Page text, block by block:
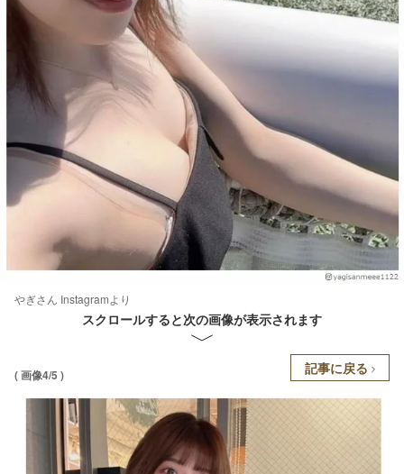
やぎさん Instagramより
スクロールすると次の画像が表示されます
( 画像4/5 ) 記事に戻る